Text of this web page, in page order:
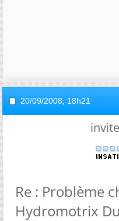
20/09/2008, 18h21
Re : Problème
Hydromotrix